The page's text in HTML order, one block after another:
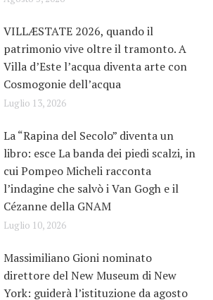
VILLÆSTATE 2026, quando il
patrimonio vive oltre il tramonto. A
Villa d’Este l’acqua diventa arte con
Cosmogonie dell’acqua
Luglio 13, 2026
La “Rapina del Secolo” diventa un
libro: esce La banda dei piedi scalzi, in
cui Pompeo Micheli racconta
l’indagine che salvò i Van Gogh e il
Cézanne della GNAM
Luglio 10, 2026
Massimiliano Gioni nominato
direttore del New Museum di New
York: guiderà l’istituzione da agosto